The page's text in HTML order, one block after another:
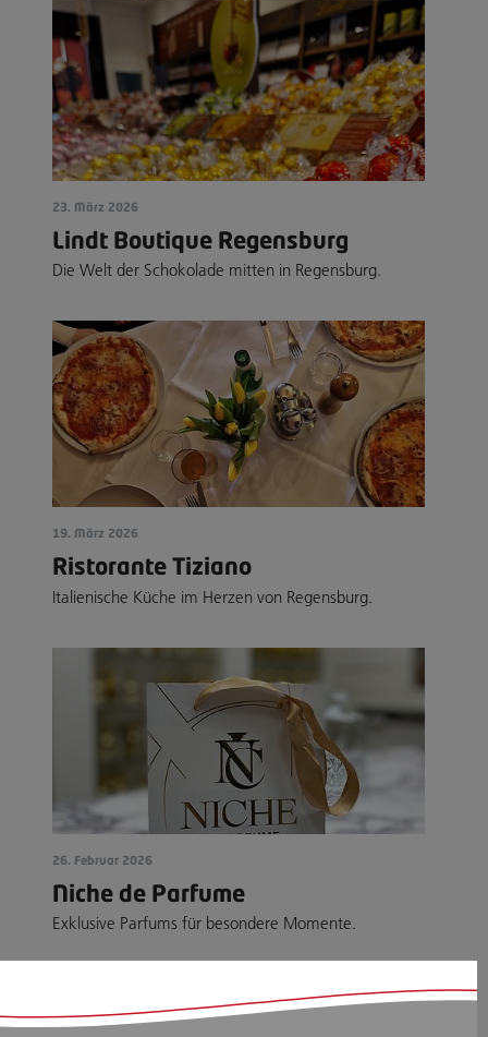
23. März 2026
Lindt Boutique Regensburg
Die Welt der Schokolade mitten in Regensburg.
19. März 2026
Ristorante Tiziano
Italienische Küche im Herzen von Regensburg.
26. Februar 2026
Niche de Parfume
Exklusive Parfums für besondere Momente.